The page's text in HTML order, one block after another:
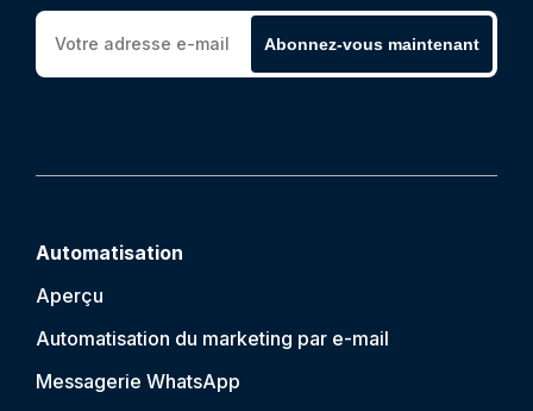
Abonnez-vous maintenant
Automatisation
Aperçu
Automatisation du marketing par e-mail
Messagerie WhatsApp